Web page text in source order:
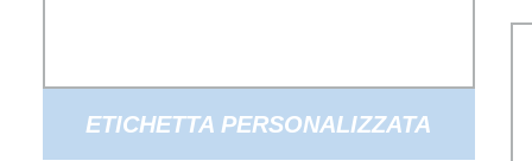
ETICHETTA PERSONALIZZATA